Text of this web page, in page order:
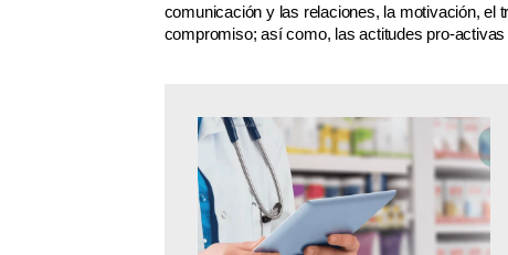
comunicación y las relaciones, la motivación, el
compromiso; así como, las actitudes pro-